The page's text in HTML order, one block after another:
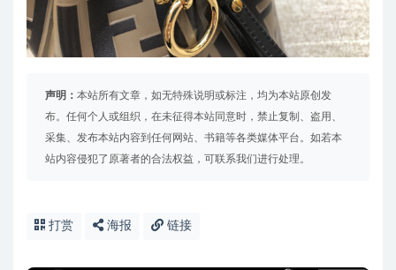
声明： 本站所有文章，如无特殊说明或标注，均为本站原创发
布。任何个人或组织，在未征得本站同意时，禁止复制、盗用、
采集、发布本站内容到任何网站、书籍等各类媒体平台。如若本
站内容侵犯了原著者的合法权益，可联系我们进行处理。
打赏 海报 链接